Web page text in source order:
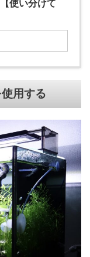
使い分けて
用する